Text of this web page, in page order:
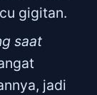
gigitan.
saat
jadi